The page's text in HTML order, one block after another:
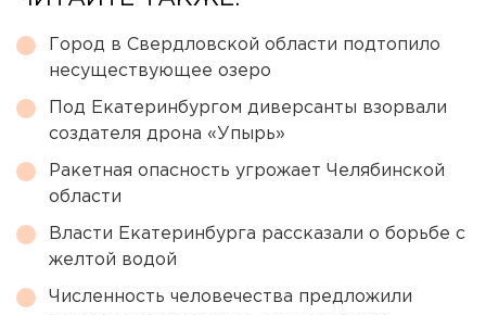
Город в Свердловской области подтопило
несуществующее озеро
Под Екатеринбургом диверсанты взорвали
создателя дрона «Упырь»
Ракетная опасность угрожает Челябинской
области
Власти Екатеринбурга рассказали о борьбе с
желтой водой
Численность человечества предложили